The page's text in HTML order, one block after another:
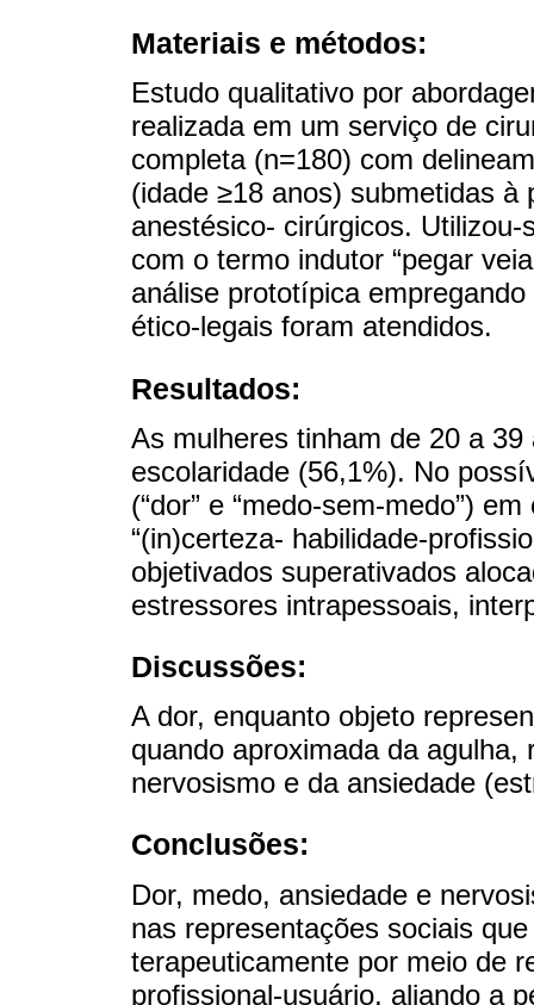
Materiais e métodos:
Estudo qualitativo por
realizada em um serviço de
completa (n=180) com
(idade ≥18 anos) submetidas
anestésico- cirúrgicos.
com o termo indutor “pegar
análise prototípica
ético-legais foram atendidos.
Resultados:
As mulheres tinham de 20 a
escolaridade (56,1%). No
(“dor” e “medo-sem-medo”)
“(in)certeza- habilidade-
objetivados superativados
estressores intrapessoais,
Discussões:
A dor, enquanto objeto
quando aproximada da
nervosismo e da ansiedade
Conclusões:
Dor, medo, ansiedade e
nas representações sociais
terapeuticamente por meio de
profissional-usuário, aliando a